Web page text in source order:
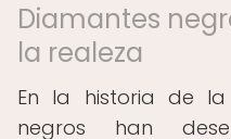
Diamantes
la realeza
En la historia de
negros han